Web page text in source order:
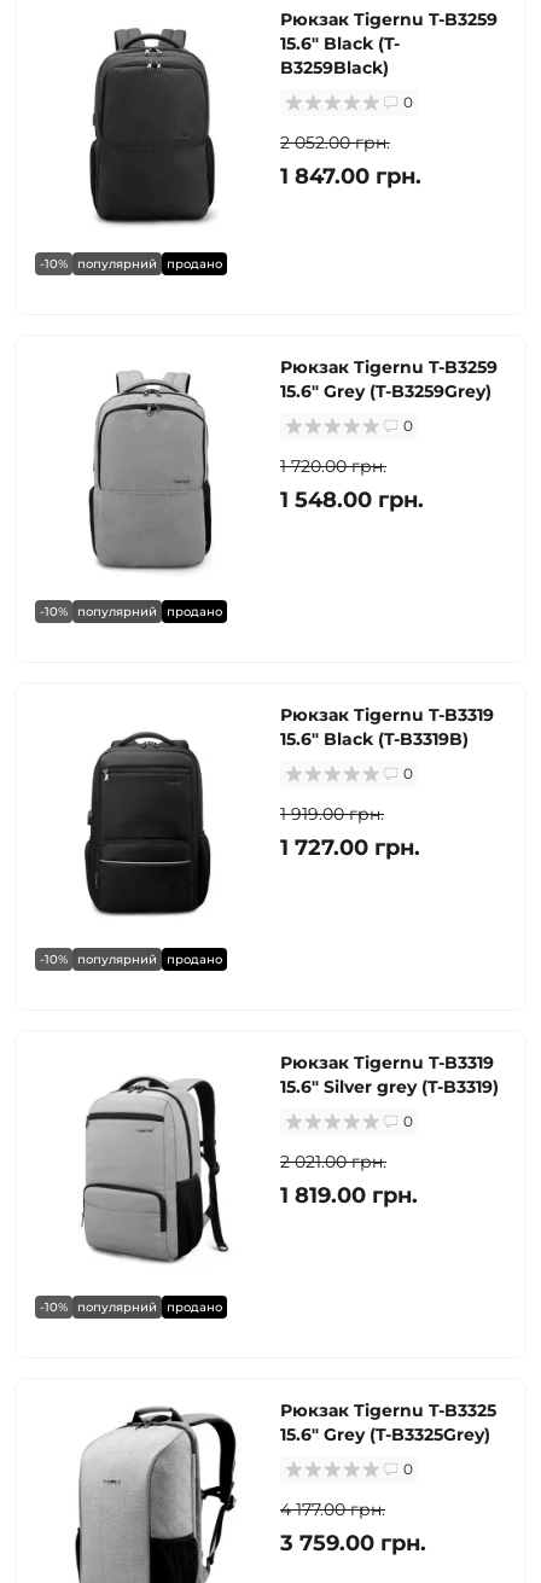
-10% популярний продано
Рюкзак Tigernu T-B3259
15.6" Black (T-
B3259Black)
0
2 052.00 грн.
1 847.00 грн.
-10% популярний продано
Рюкзак Tigernu T-B3259
15.6" Grey (T-B3259Grey)
0
1 720.00 грн.
1 548.00 грн.
-10% популярний продано
Рюкзак Tigernu T-B3319
15.6" Black (T-B3319B)
0
1 919.00 грн.
1 727.00 грн.
-10% популярний продано
Рюкзак Tigernu T-B3319
15.6" Silver grey (T-B3319)
0
2 021.00 грн.
1 819.00 грн.
Рюкзак Tigernu T-B3325
15.6" Grey (T-B3325Grey)
0
4 177.00 грн.
3 759.00 грн.